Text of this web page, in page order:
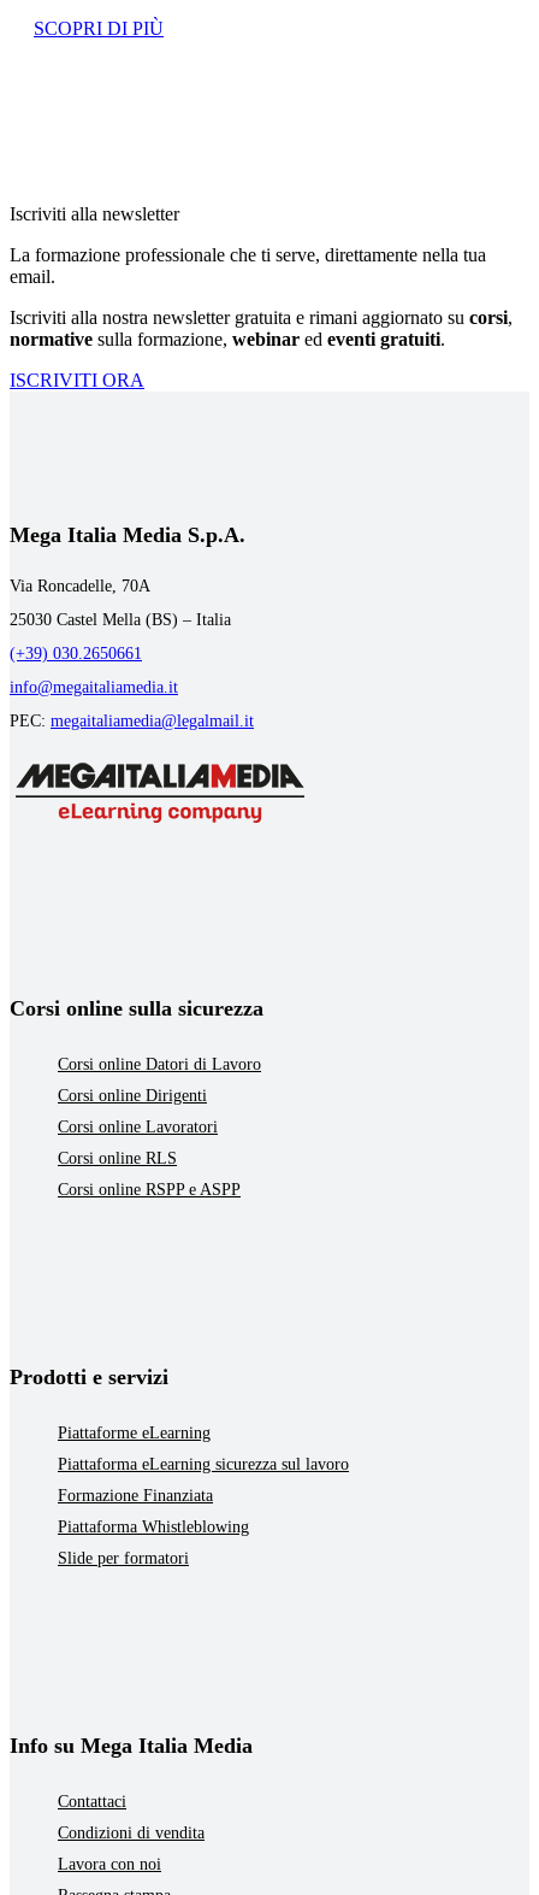
SCOPRI DI PIÙ
Iscriviti alla newsletter
La formazione professionale che ti serve, direttamente nella tua
email.
Iscriviti alla nostra newsletter gratuita e rimani aggiornato su corsi,
normative sulla formazione, webinar ed eventi gratuiti.
ISCRIVITI ORA
Mega Italia Media S.p.A.
Via Roncadelle, 70A
25030 Castel Mella (BS) – Italia
(+39) 030.2650661
info@megaitaliamedia.it
PEC: megaitaliamedia@legalmail.it
Corsi online sulla sicurezza
Corsi online Datori di Lavoro
Corsi online Dirigenti
Corsi online Lavoratori
Corsi online RLS
Corsi online RSPP e ASPP
Prodotti e servizi
Piattaforme eLearning
Piattaforma eLearning sicurezza sul lavoro
Formazione Finanziata
Piattaforma Whistleblowing
Slide per formatori
Info su Mega Italia Media
Contattaci
Condizioni di vendita
Lavora con noi